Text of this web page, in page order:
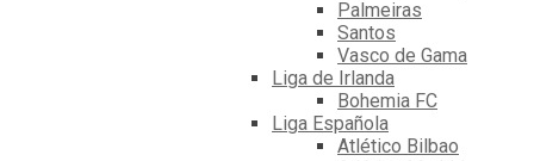
Palmeiras
Santos
Vasco de Gama
Liga de Irlanda
Bohemia FC
Liga Española
Atlético Bilbao